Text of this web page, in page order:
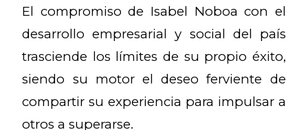
El compromiso de Isabel Noboa con el
desarrollo empresarial y social del país
trasciende los límites de su propio éxito,
siendo su motor el deseo ferviente de
compartir su experiencia para impulsar a
otros a superarse.